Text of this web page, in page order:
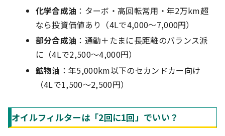
化学合成油 ：ターボ・高回転常用・年2万km超
なら投資価値あり（4Lで4,000〜7,000円）
部分合成油 ：通勤＋たまに長距離のバランス派
に（4Lで2,500〜4,000円）
鉱物油 ：年5,000km以下のセカンドカー向け
（4Lで1,500〜2,500円）
オイルフィルターは「2回に1回」でいい？